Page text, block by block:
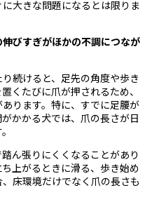
大きな問題になるとは限りま
伸びすぎがほかの不調につなが
続けると、足先の角度や歩き
くたびに爪が押されるため、
ります。特に、すでに足腰が
かかる犬では、爪の長さが日
ん張りにくくなることがあり
上がるときに滑る、歩き始め
床環境だけでなく爪の長さも